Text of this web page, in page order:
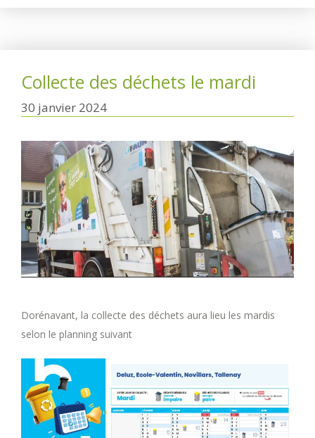
Collecte des déchets le mardi
30 janvier 2024
Dorénavant, la collecte des déchets aura lieu les mardis
selon le planning suivant